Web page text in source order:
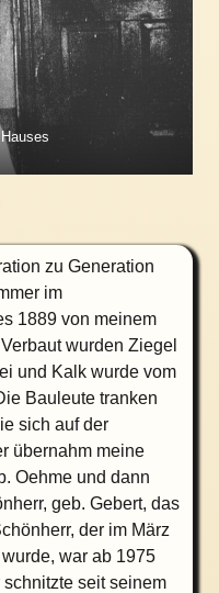
zu Generation
im
1889 von meinem
wurden Ziegel
und Kalk wurde vom
Bauleute tranken
sich auf der
übernahm meine
Oehme und dann
geb. Gebert, das
der im März
war ab 1975
seit seinem